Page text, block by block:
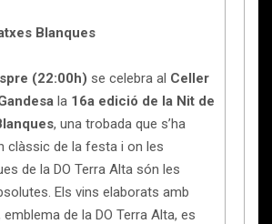
Blanques
(22:00h) se celebra al Celler
la 16a edició de la Nit de
, una trobada que s’ha
clàssic de la festa i on les
de la DO Terra Alta són les
Els vins elaborats amb
de la DO Terra Alta, es